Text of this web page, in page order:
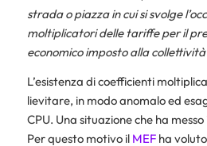
strada o piazza in cui si svolge
moltiplicatori delle tariffe per il
economico imposto alla
L’esistenza di coefficienti
lievitare, in modo anomalo ed
CPU. Una situazione che ha
Per questo motivo il MEFha